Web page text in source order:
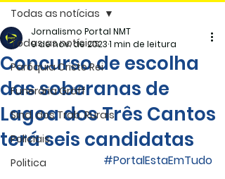
Todas as notícias
Paróquia Cristo Rei
Funerária Gräff
Sind. dos Trab. Rurais
Policiais
Politica
Todas as notícias
Concurso de escolha
das soberanas de
Lagoa dos Três Cantos
terá seis candidatas
Jornalismo Portal NMT
9 de nov. de 20231 min de leitura
#PortalEstaEmTudo